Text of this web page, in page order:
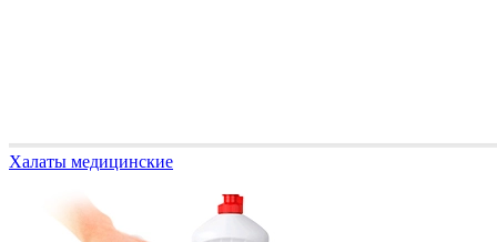
Халаты медицинские